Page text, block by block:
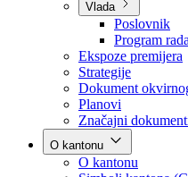
*Zaključci
*Poslanička
Vlada
Poslovnik
Program
Ekspoze premijera
Strategije
Dokument
Planovi
Značajni dokumenti